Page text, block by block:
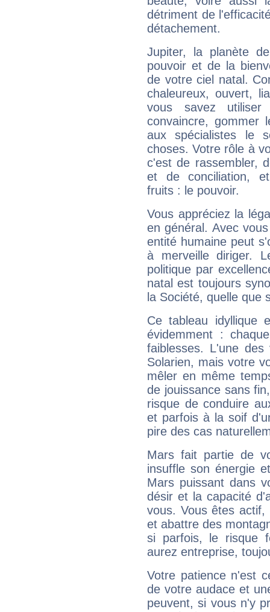
détriment de
détachement.
Jupiter, la planète
pouvoir et de la
de votre ciel natal.
chaleureux, ouvert,
vous savez
convaincre, gommer
aux spécialistes le
choses. Votre rôle à
c'est de rassembler,
et de conciliation,
fruits : le pouvoir.
Vous appréciez la
en général. Avec
entité humaine peut
à merveille diriger.
politique par
natal est toujours
la Société, quelle que
Ce tableau idyllique
évidemment :
faiblesses. L'une
Solarien, mais votre
mêler en même
de jouissance sans
risque de conduire
et parfois à la soif
pire des cas
Mars fait partie de
insuffle son énergie
Mars puissant dans
désir et la capacité
vous. Vous êtes
et abattre des
si parfois, le risque
aurez entreprise,
Votre patience n'est
de votre audace et
peuvent, si vous n'y